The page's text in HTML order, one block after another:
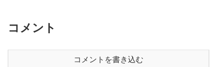
コメント
コメントを書き込む